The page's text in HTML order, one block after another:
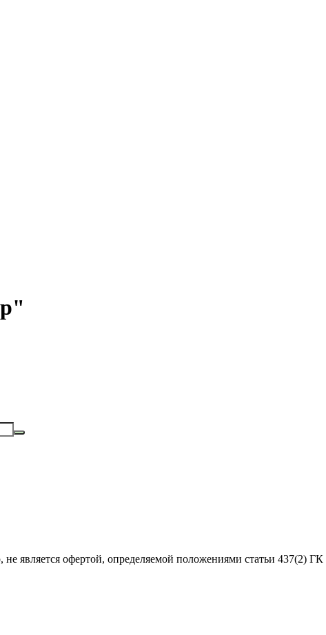
является офертой, определяемой положениями статьи